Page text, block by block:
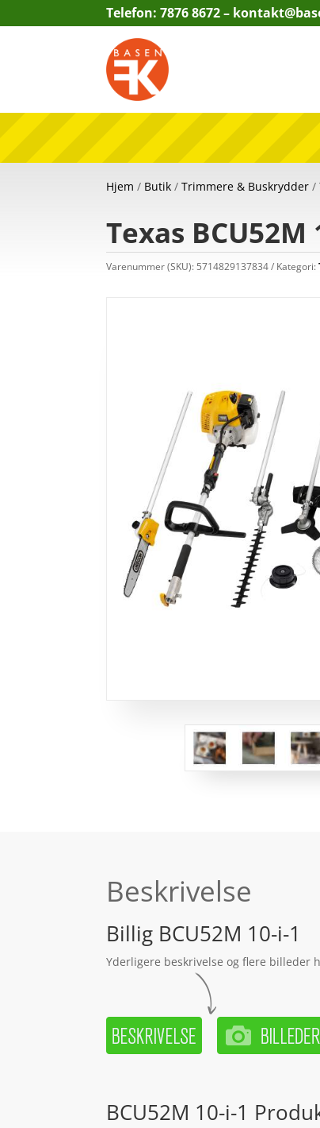
Telefon: 7876 8672 –
Hjem / Butik /Trimmere & Buskrydder /
Texas BCU52M
Varenummer (SKU): 5714829137834 Kategori:
Beskrivelse
Billig BCU52M 10-i-1
Yderligere beskrivelse og flere billeder
BCU52M 10-i-1